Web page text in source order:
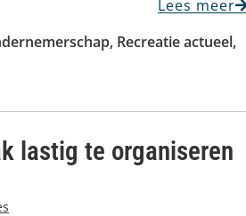
Lees meer
, Recreatie actueel,
lastig te organiseren